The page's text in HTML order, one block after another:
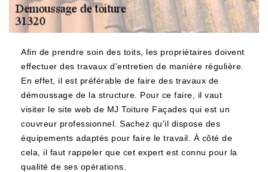
Afin de prendre soin des toits, les propriétaires doivent
effectuer des travaux d'entretien de manière régulière.
En effet, il est préférable de faire des travaux de
démoussage de la structure. Pour ce faire, il vaut
visiter le site web de MJ Toiture Façades qui est un
couvreur professionnel. Sachez qu'il dispose des
équipements adaptés pour faire le travail. À côté de
cela, il faut rappeler que cet expert est connu pour la
qualité de ses opérations.